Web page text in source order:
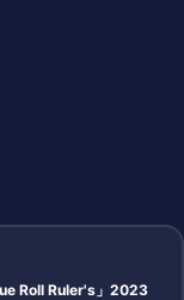
Roll Ruler's」2023